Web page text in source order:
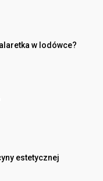
w lodówce?
estetycznej